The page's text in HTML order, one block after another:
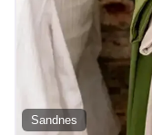
Sandnes